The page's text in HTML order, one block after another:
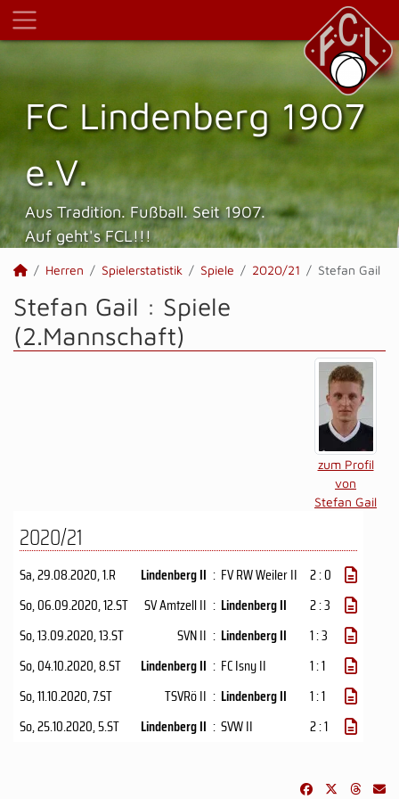
FC Lindenberg 1907
e.V.
Aus Tradition. Fußball. Seit 1907.
Auf geht's FCL!!!
Herren Spielerstatistik Spiele 2020/21 Stefan Gail
Stefan Gail : Spiele
(2.Mannschaft)
zum Profil
von
Stefan Gail
2020/21
Sa, 29.08.2020, 1.R Lindenberg II : FV RW Weiler II 2 : 0
So, 06.09.2020, 12.ST SV Amtzell II : Lindenberg II
2 : 3
So, 13.09.2020, 13.ST SVN II : Lindenberg II
1 : 3
So, 04.10.2020, 8.ST Lindenberg II : FC Isny II
1 : 1
So, 11.10.2020, 7.ST TSVRö II : Lindenberg II
1 : 1
So, 25.10.2020, 5.ST Lindenberg II : SVW II 2 : 1